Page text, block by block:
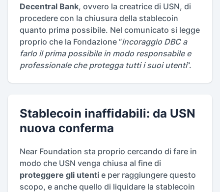
Decentral Bank, ovvero la creatrice di USN, di
procedere con la chiusura della stablecoin
quanto prima possibile. Nel comunicato si legge
proprio che la Fondazione “incoraggio DBC a
farlo il prima possibile in modo responsabile e
professionale che protegga tutti i suoi utenti”.
Stablecoin inaffidabili: da USN
nuova conferma
Near Foundation sta proprio cercando di fare in
modo che USN venga chiusa al fine di
proteggere gli utenti e per raggiungere questo
scopo, e anche quello di liquidare la stablecoin